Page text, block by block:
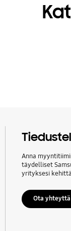
Anna
täydelliset
yrityksesi
Ota